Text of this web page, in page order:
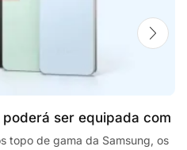
ser equipada com
Ninebot E2,
topo de gama da Samsung, os